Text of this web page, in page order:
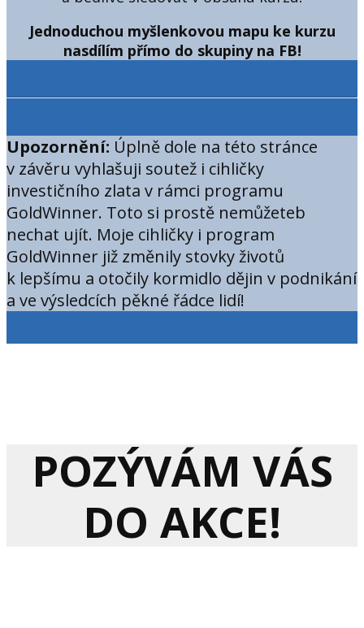
Jednoduchou myšlenkovou mapu ke kurzu
nasdílím přímo do skupiny na FB!
Upozornění: Úplně dole na této stránce
v závěru vyhlašuji soutež i cihličky
investičního zlata v rámci programu
GoldWinner. Toto si prostě nemůžeteb
nechat ujít. Moje cihličky i program
GoldWinner již změnily stovky životů
k lepšímu a otočily kormidlo dějin v podnikání
a ve výsledcích pěkné řádce lidí!
POZÝVÁM VÁS
DO AKCE!